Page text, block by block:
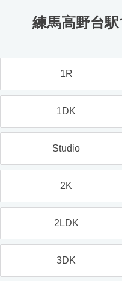
練馬高野台
1R
1DK
Studio
2K
2LDK
3DK